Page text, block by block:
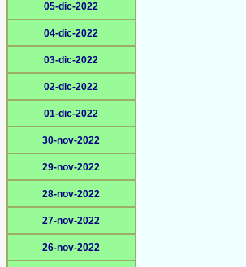
05-dic-2022
04-dic-2022
03-dic-2022
02-dic-2022
01-dic-2022
30-nov-2022
29-nov-2022
28-nov-2022
27-nov-2022
26-nov-2022